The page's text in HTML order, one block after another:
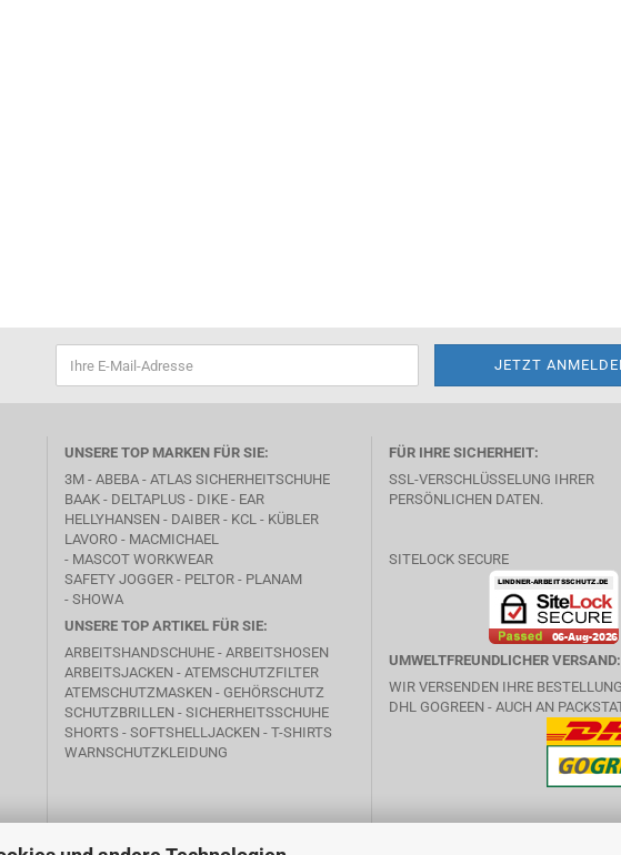
UNSERE TOP MARKEN FÜR SIE:
3M - ABEBA - ATLAS SICHERHEITSCHUHE
BAAK- DELTAPLUS - DIKE- EAR
HELLYHANSEN - DAIBER - KCL - KÜBLER
LAVORO - MACMICHAEL
- MASCOT WORKWEAR
SAFETY JOGGER - PELTOR - PLANAM
- SHOWA
UNSERE TOP ARTIKEL FÜR SIE:
ARBEITSHANDSCHUHE - ARBEITSHOSEN
ARBEITSJACKEN - ATEMSCHUTZFILTER
ATEMSCHUTZMASKEN - GEHÖRSCHUTZ
SCHUTZBRILLEN - SICHERHEITSSCHUHE
SHORTS - SOFTSHELLJACKEN - T-SHIRTS
WARNSCHUTZKLEIDUNG
FÜR IHRE SICHERHEIT:
SSL-VERSCHLÜSSELUNG IHRER
PERSÖNLICHEN DATEN.
SITELOCK SECURE
UMWELTFREUNDLICHER VERSAND:
WIR VERSENDEN IHRE
DHL GOGREEN - AUCH AN